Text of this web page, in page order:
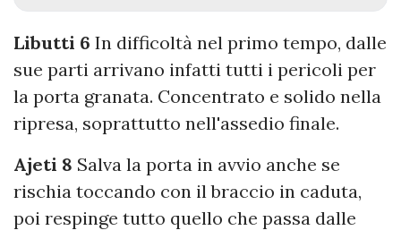
Libutti 6 In difficoltà nel primo tempo, dalle
sue parti arrivano infatti tutti i pericoli per
la porta granata. Concentrato e solido nella
ripresa, soprattutto nell'assedio finale.
Ajeti 8 Salva la porta in avvio anche se
rischia toccando con il braccio in caduta,
poi respinge tutto quello che passa dalle